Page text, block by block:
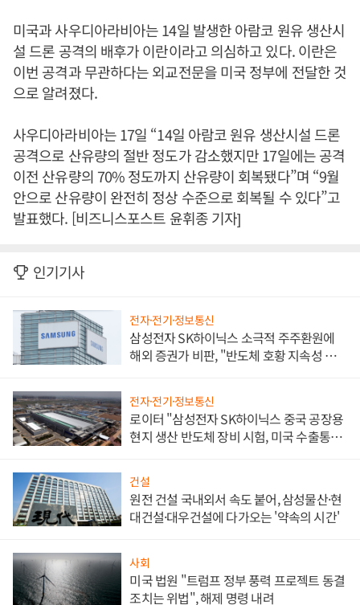
미국과 사우디아라비아는 14일 발생한 아람코 원유 생산시
설 드론 공격의 배후가 이란이라고 의심하고 있다. 이란은
이번 공격과 무관하다는 외교전문을 미국 정부에 전달한 것
으로 알려졌다.
사우디아라비아는 17일 “14일 아람코 원유 생산시설 드론
공격으로 산유량의 절반 정도가 감소했지만 17일에는 공격
이전 산유량의 70% 정도까지 산유량이 회복됐다”며 “9월
안으로 산유량이 완전히 정상 수준으로 회복될 수 있다”고
발표했다. [비즈니스포스트 윤휘종 기자]
인기기사
전자·전기·정보통신
삼성전자 SK하이닉스 소극적 주주환원에
해외 증권가 비판, "반도체 호황 지속성 의
전자·전기·정보통신
로이터 "삼성전자 SK하이닉스 중국 공장용
현지 생산 반도체 장비 시험, 미국 수출통제
건설
원전 건설 국내외서 속도 붙어, 삼성물산·현
대건설·대우건설에 다가오는 '약속의 시간'
사회
미국 법원 "트럼프 정부 풍력 프로젝트 동결
조치는 위법", 해제 명령 내려